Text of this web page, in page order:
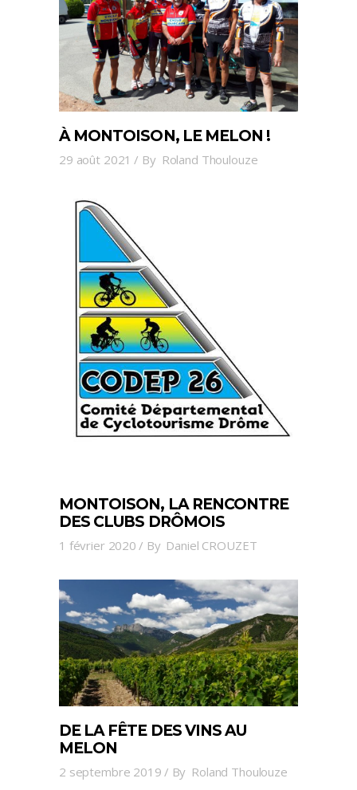
À MONTOISON, LE MELON !
29 août 2021 By Roland Thoulouze
MONTOISON, LA RENCONTRE
DES CLUBS DRÔMOIS
1 février 2020 By Daniel CROUZET
DE LA FÊTE DES VINS AU
MELON
2 septembre 2019 By Roland Thoulouze